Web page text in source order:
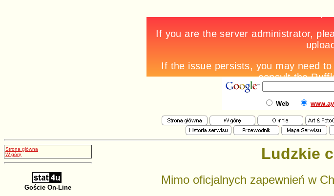
Web
Strona główna
W górę
Goście On-Line
Ludzkie
Mimo oficjalnych zapewnień w